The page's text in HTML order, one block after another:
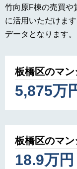
竹向原F棟の売買や
に活用いただけま
データとなります。
板橋区のマ
5,875万
板橋区のマ
18.9万円